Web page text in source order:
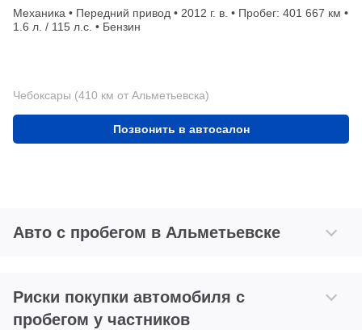
Механика • Передний привод • 2012 г. в. • Пробег: 401 667 км •
1.6 л. / 115 л.с. • Бензин
Чебоксары (410 км от Альметьевска)
Позвонить в автосалон
Авто с пробегом в Альметьевске
Риски покупки автомобиля с
пробегом у частников